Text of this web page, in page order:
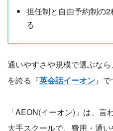
担任制と自由予約制の
る
通いやすさや規模で選ぶな
を誇る『英会話イーオン』で
「AEON(イーオン)」は、
大手スクールで、費用・通